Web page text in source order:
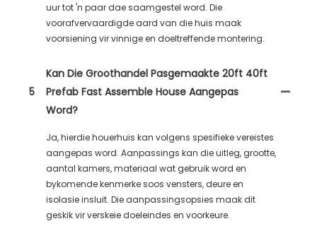
uur tot 'n paar dae saamgestel word. Die
voorafvervaardigde aard van die huis maak
voorsiening vir vinnige en doeltreffende montering.
5
Kan Die Groothandel Pasgemaakte 20ft 40ft
Prefab Fast Assemble House Aangepas
Word?
Ja, hierdie houerhuis kan volgens spesifieke vereistes
aangepas word. Aanpassings kan die uitleg, grootte,
aantal kamers, materiaal wat gebruik word en
bykomende kenmerke soos vensters, deure en
isolasie insluit. Die aanpassingsopsies maak dit
geskik vir verskeie doeleindes en voorkeure.